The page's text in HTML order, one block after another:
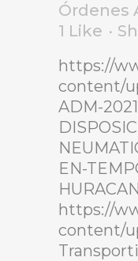
Órdenes
1 Like
https://
content/
ADM-
EN-
https://
content/